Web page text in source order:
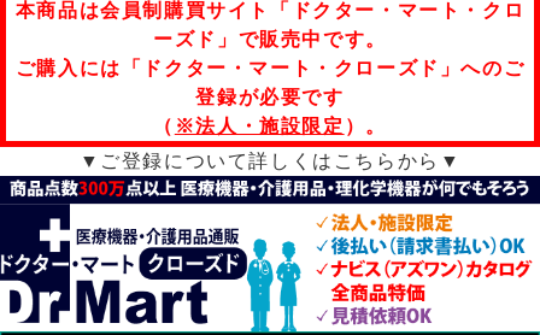
本商品は会員制購買サイト「ドクター・マート・クロ
ーズド」で販売中です。
ご購入には「ドクター・マート・クローズド」へのご
登録が必要です
（ ※法人・施設限定 ）。
▼ご登録について詳しくはこちらから▼